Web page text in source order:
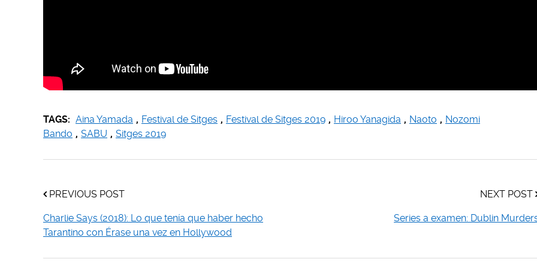
TAGS: Aina Yamada , Festival de Sitges , Festival de Sitges 2019 , Hiroo Yanagida , Naoto , Nozomi
Bando , SABU , Sitges 2019
PREVIOUS POST
Charlie Says (2018): Lo que tenía que haber hecho
Tarantino con Érase una vez en Hollywood
NEXT POST
Series a examen: Dublin